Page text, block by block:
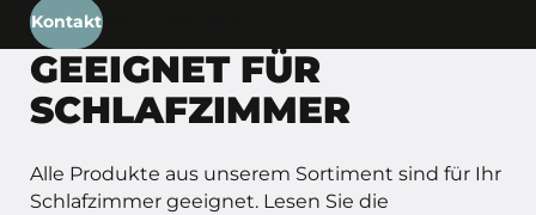
Kontakt
GEEIGNET FÜR
SCHLAFZIMMER
Alle Produkte aus unserem Sortiment sind für Ihr
Schlafzimmer geeignet. Lesen Sie die